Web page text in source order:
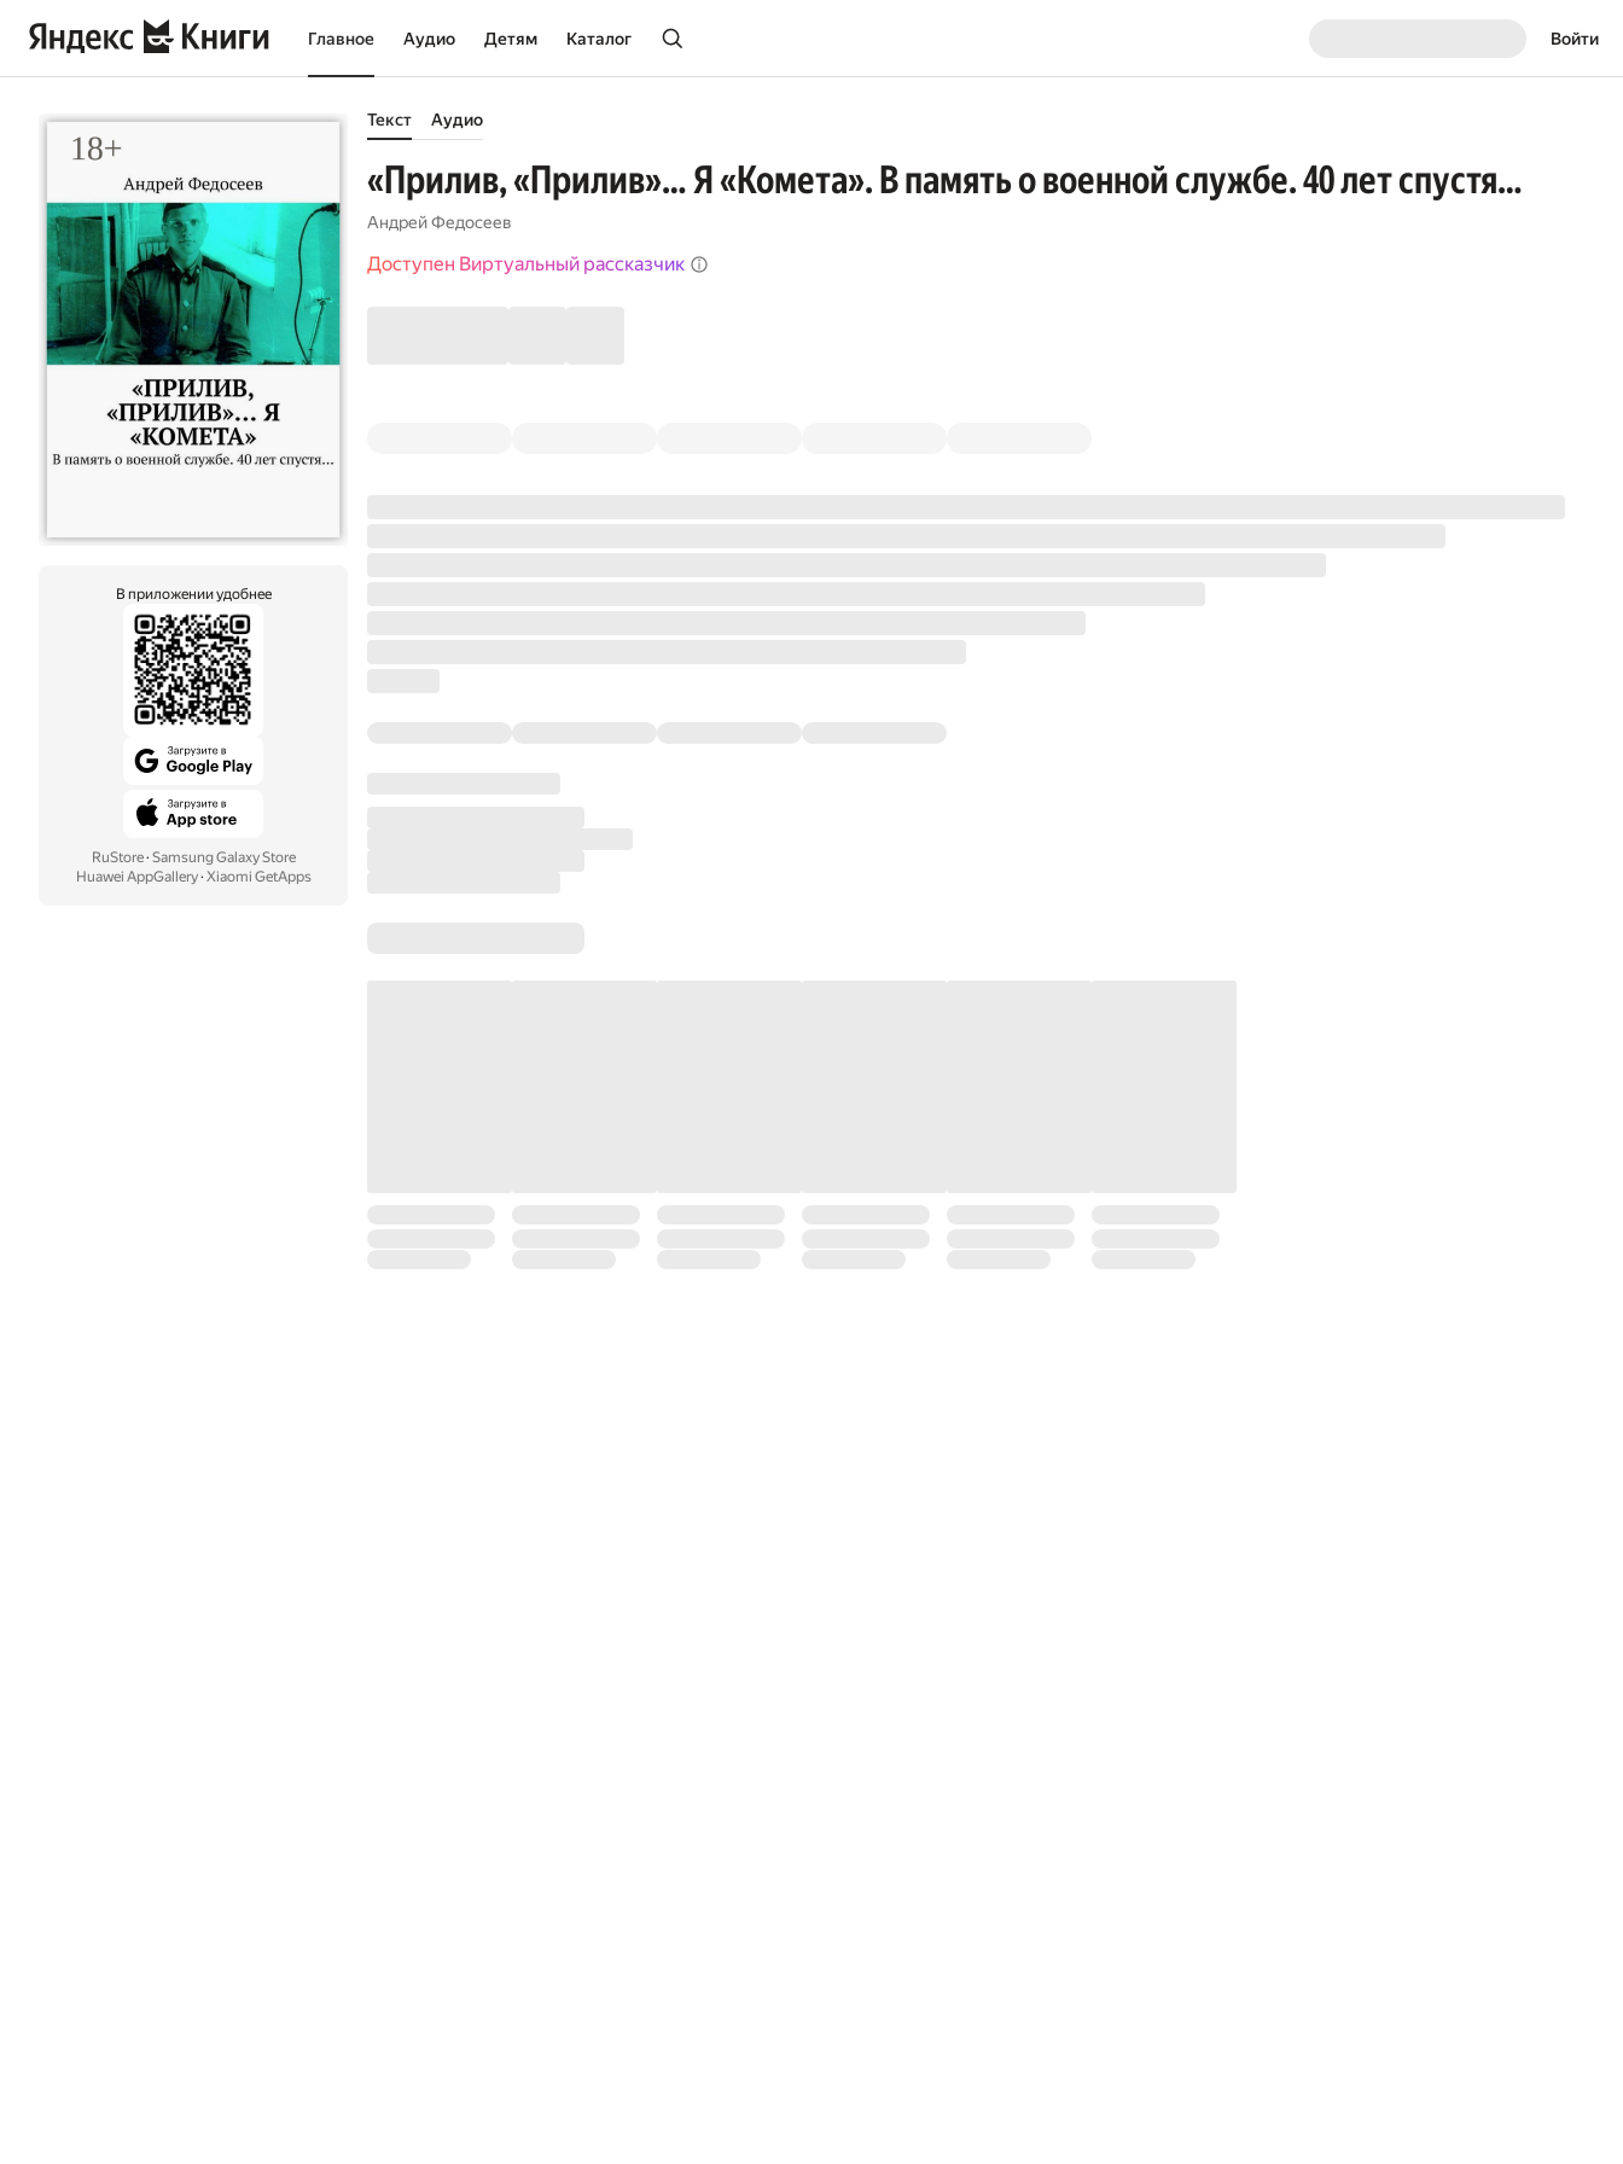
Главное Аудио Детям Каталог Войти
В приложении удобнее
RuStore· Samsung Galaxy Store
Huawei AppGallery· Xiaomi GetApps
Текст Аудио
«Прилив, «Прилив»… Я «Комета». В память о военной службе. 40 лет спустя…
Андрей Федосеев
Доступен Виртуальный рассказчик